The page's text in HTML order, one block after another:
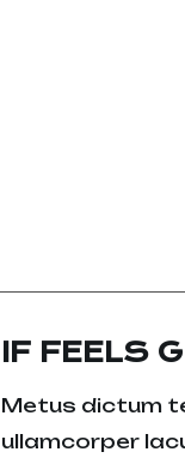
IF FEELS
Metus dictum
ullamcorper